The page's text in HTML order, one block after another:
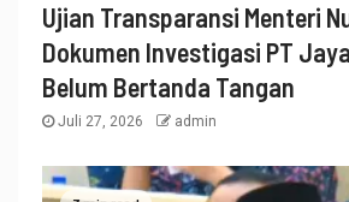
Ujian Transparansi Menteri
Dokumen Investigasi PT
Belum Bertanda Tangan
Juli 27, 2026 admin